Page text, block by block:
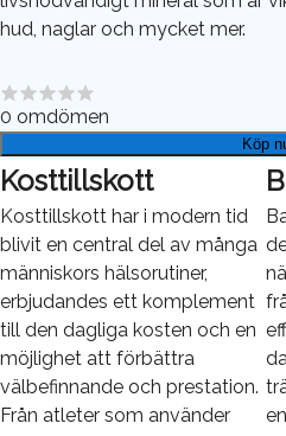
hud, naglar och mycket mer.
0 omdömen
Köp
Kosttillskott
Kosttillskott har i modern tid
blivit en central del av många
människors hälsorutiner,
erbjudandes ett komplement
till den dagliga kosten och en
möjlighet att förbättra
välbefinnande och prestation.
Från atleter som använder